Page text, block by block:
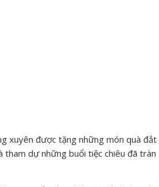
xuyên được tặng những món quà đắt
tham dự những buổi tiệc chiêu đã tràn